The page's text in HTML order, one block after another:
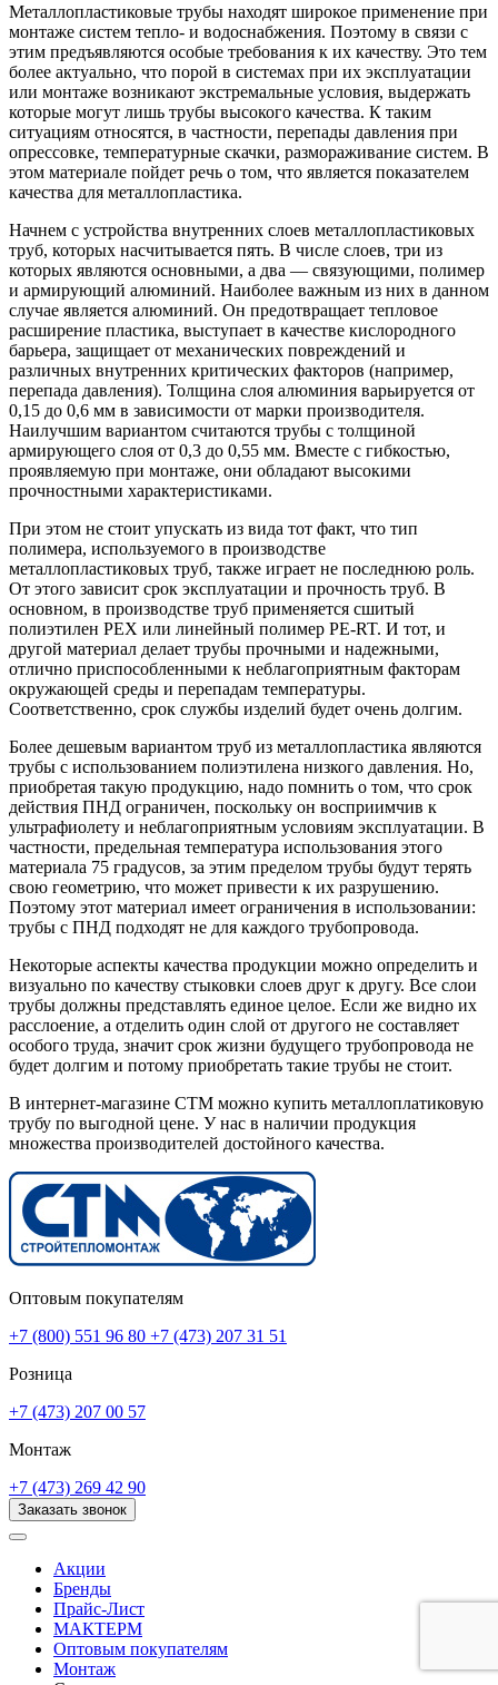
Металлопластиковые трубы находят широкое применение при
монтаже систем тепло- и водоснабжения. Поэтому в связи с
этим предъявляются особые требования к их качеству. Это тем
более актуально, что порой в системах при их эксплуатации
или монтаже возникают экстремальные условия, выдержать
которые могут лишь трубы высокого качества. К таким
ситуациям относятся, в частности, перепады давления при
опрессовке, температурные скачки, размораживание систем. В
этом материале пойдет речь о том, что является показателем
качества для металлопластика.
Начнем с устройства внутренних слоев металлопластиковых
труб, которых насчитывается пять. В числе слоев, три из
которых являются основными, а два — связующими, полимер
и армирующий алюминий. Наиболее важным из них в данном
случае является алюминий. Он предотвращает тепловое
расширение пластика, выступает в качестве кислородного
барьера, защищает от механических повреждений и
различных внутренних критических факторов (например,
перепада давления). Толщина слоя алюминия варьируется от
0,15 до 0,6 мм в зависимости от марки производителя.
Наилучшим вариантом считаются трубы с толщиной
армирующего слоя от 0,3 до 0,55 мм. Вместе с гибкостью,
проявляемую при монтаже, они обладают высокими
прочностными характеристиками.
При этом не стоит упускать из вида тот факт, что тип
полимера, используемого в производстве
металлопластиковых труб, также играет не последнюю роль.
От этого зависит срок эксплуатации и прочность труб. В
основном, в производстве труб применяется сшитый
полиэтилен PEX или линейный полимер PE-RT. И тот, и
другой материал делает трубы прочными и надежными,
отлично приспособленными к неблагоприятным факторам
окружающей среды и перепадам температуры.
Соответственно, срок службы изделий будет очень долгим.
Более дешевым вариантом труб из металлопластика являются
трубы с использованием полиэтилена низкого давления. Но,
приобретая такую продукцию, надо помнить о том, что срок
действия ПНД ограничен, поскольку он восприимчив к
ультрафиолету и неблагоприятным условиям эксплуатации. В
частности, предельная температура использования этого
материала 75 градусов, за этим пределом трубы будут терять
свою геометрию, что может привести к их разрушению.
Поэтому этот материал имеет ограничения в использовании:
трубы с ПНД подходят не для каждого трубопровода.
Некоторые аспекты качества продукции можно определить и
визуально по качеству стыковки слоев друг к другу. Все слои
трубы должны представлять единое целое. Если же видно их
расслоение, а отделить один слой от другого не составляет
особого труда, значит срок жизни будущего трубопровода не
будет долгим и потому приобретать такие трубы не стоит.
В интернет-магазине СТМ можно купить металлоплатиковую
трубу по выгодной цене. У нас в наличии продукция
множества производителей достойного качества.
Оптовым покупателям
+7 (800) 551 96 80 +7 (473) 207 31 51
Розница
+7 (473) 207 00 57
Монтаж
+7 (473) 269 42 90
Заказать звонок
Акции
Бренды
Прайс-Лист
МАКТЕРМ
Оптовым покупателям
Монтаж